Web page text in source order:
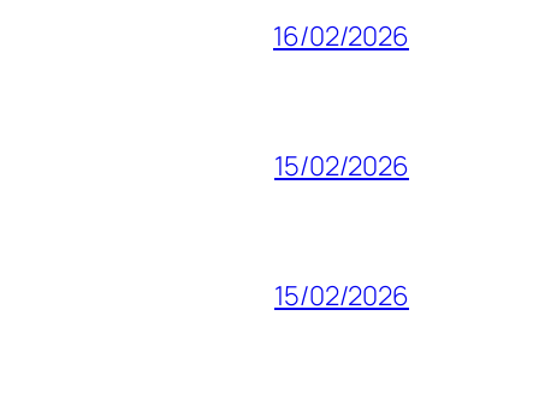
16/02/2026
15/02/2026
15/02/2026